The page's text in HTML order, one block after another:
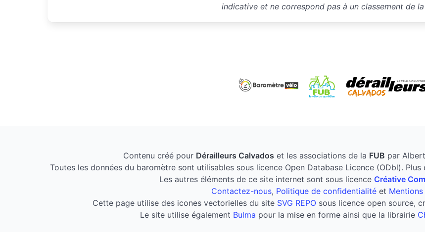
indicative et ne correspond pas à un classement de la
Contenu créé pour Dérailleurs Calvados et les associations de la FUB par
Toutes les données du baromètre sont utilisables sous licence Open Database Licence (ODbl).
Les autres éléments de ce site internet sont sous licence Créative
Contactez-nous, Politique de confidentialité et
Cette page utilise des icones vectorielles du site SVG REPOsous licence open source,
Le site utilise également Bulma pour la mise en forme ainsi que la librairie